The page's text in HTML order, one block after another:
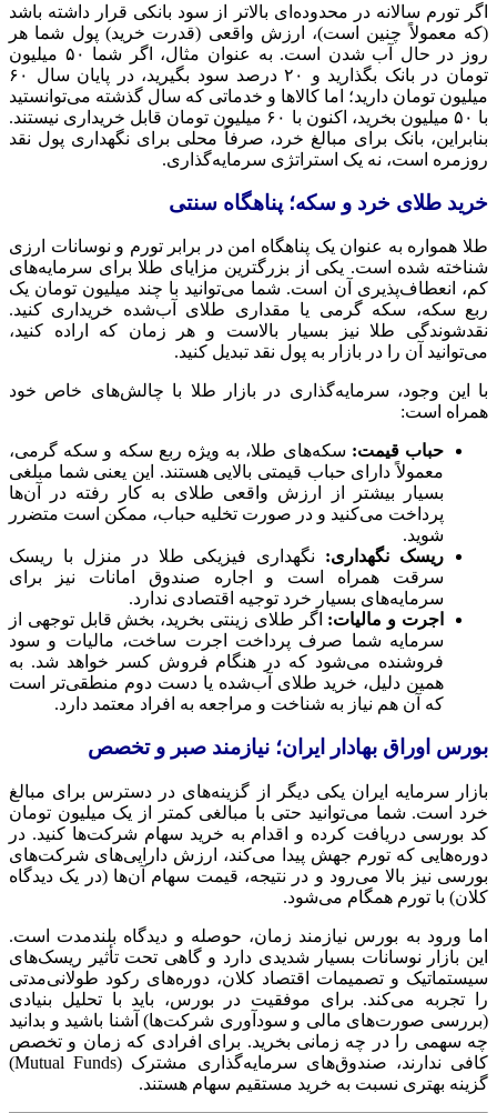
اگر تورم سالانه در محدوده‌ای بالاتر از سود بانکی قرار داشته باشد
(که معمولاً چنین است)، ارزش واقعی (قدرت خرید) پول شما هر
روز در حال آب شدن است. به عنوان مثال، اگر شما ۵۰ میلیون
تومان در بانک بگذارید و ۲۰ درصد سود بگیرید، در پایان سال ۶۰
میلیون تومان دارید؛ اما کالاها و خدماتی که سال گذشته می‌توانستید
با ۵۰ میلیون بخرید، اکنون با ۶۰ میلیون تومان قابل خریداری نیستند.
بنابراین، بانک برای مبالغ خرد، صرفاً محلی برای نگهداری پول نقد
روزمره است، نه یک استراتژی سرمایه‌گذاری.
خرید طلای خرد و سکه؛ پناهگاه سنتی
طلا همواره به عنوان یک پناهگاه امن در برابر تورم و نوسانات ارزی
شناخته شده است. یکی از بزرگترین مزایای طلا برای سرمایه‌های
کم، انعطاف‌پذیری آن است. شما می‌توانید با چند میلیون تومان یک
ربع سکه، سکه گرمی یا مقداری طلای آب‌شده خریداری کنید.
نقدشوندگی طلا نیز بسیار بالاست و هر زمان که اراده کنید،
می‌توانید آن را در بازار به پول نقد تبدیل کنید.
با این وجود، سرمایه‌گذاری در بازار طلا با چالش‌های خاص خود
همراه است:
حباب قیمت: سکه‌های طلا، به ویژه ربع سکه و سکه گرمی،
معمولاً دارای حباب قیمتی بالایی هستند. این یعنی شما مبلغی
بسیار بیشتر از ارزش واقعی طلای به کار رفته در آن‌ها
پرداخت می‌کنید و در صورت تخلیه حباب، ممکن است متضرر
شوید.
ریسک نگهداری: نگهداری فیزیکی طلا در منزل با ریسک
سرقت همراه است و اجاره صندوق امانات نیز برای
سرمایه‌های بسیار خرد توجیه اقتصادی ندارد.
اجرت و مالیات: اگر طلای زینتی بخرید، بخش قابل توجهی از
سرمایه شما صرف پرداخت اجرت ساخت، مالیات و سود
فروشنده می‌شود که در هنگام فروش کسر خواهد شد. به
همین دلیل، خرید طلای آب‌شده یا دست دوم منطقی‌تر است
که آن هم نیاز به شناخت و مراجعه به افراد معتمد دارد.
بورس اوراق بهادار ایران؛ نیازمند صبر و تخصص
بازار سرمایه ایران یکی دیگر از گزینه‌های در دسترس برای مبالغ
خرد است. شما می‌توانید حتی با مبالغی کمتر از یک میلیون تومان
کد بورسی دریافت کرده و اقدام به خرید سهام شرکت‌ها کنید. در
دوره‌هایی که تورم جهش پیدا می‌کند، ارزش دارایی‌های شرکت‌های
بورسی نیز بالا می‌رود و در نتیجه، قیمت سهام آن‌ها (در یک دیدگاه
کلان) با تورم همگام می‌شود.
اما ورود به بورس نیازمند زمان، حوصله و دیدگاه بلندمدت است.
این بازار نوسانات بسیار شدیدی دارد و گاهی تحت تأثیر ریسک‌های
سیستماتیک و تصمیمات اقتصاد کلان، دوره‌های رکود طولانی‌مدتی
را تجربه می‌کند. برای موفقیت در بورس، باید با تحلیل بنیادی
(بررسی صورت‌های مالی و سودآوری شرکت‌ها) آشنا باشید و بدانید
چه سهمی را در چه زمانی بخرید. برای افرادی که زمان و تخصص
کافی ندارند، صندوق‌های سرمایه‌گذاری مشترک (Mutual Funds)
گزینه بهتری نسبت به خرید مستقیم سهام هستند.